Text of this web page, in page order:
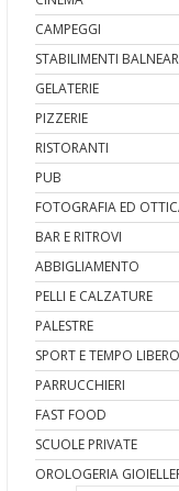
CAMPEGGI
STABILIMENTI
GELATERIE
PIZZERIE
RISTORANTI
PUB
FOTOGRAFIA ED
BAR E RITROVI
ABBIGLIAMENTO
PELLI E CALZATURE
PALESTRE
SPORT E TEMPO LIBERO
PARRUCCHIERI
FAST FOOD
SCUOLE PRIVATE
OROLOGERIA